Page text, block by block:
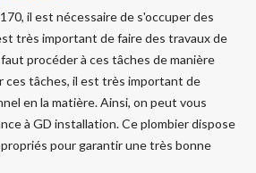
il est nécessaire de s'occuper des
très important de faire des travaux de
procéder à ces tâches de manière
ces tâches, il est très important de
en la matière. Ainsi, on peut vous
à GD installation. Ce plombier dispose
pour garantir une très bonne